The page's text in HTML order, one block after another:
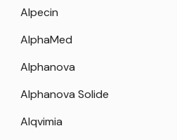
Alpecin
AlphaMed
Alphanova
Alphanova Solide
Alqvimia